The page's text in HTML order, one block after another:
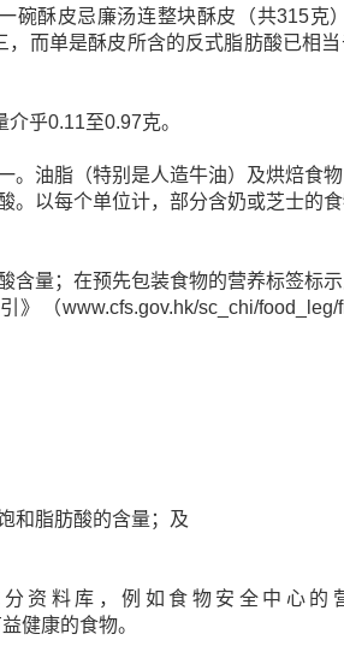
碗酥皮忌廉汤连整块酥皮（共315克
而单是酥皮所含的反式脂肪酸已相
乎0.11至0.97克。
。油脂（特别是人造牛油）及烘焙食
。以每个单位计，部分含奶或芝士的
含量；在预先包装食物的营养标签标
（www.cfs.gov.hk/sc_chi/food_leg/
和脂肪酸的含量；及
资料库，例如食物安全中心的
健康的食物。